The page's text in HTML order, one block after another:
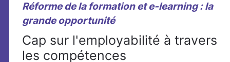
Réforme de la formation et e-learning : la
grande opportunité
Cap sur l'employabilité à travers
les compétences